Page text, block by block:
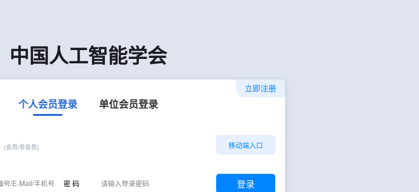
中国人工智能学会
立即注册
个人会员登录 单位会员登录
移动端入口
(会员/非会员)
密 码